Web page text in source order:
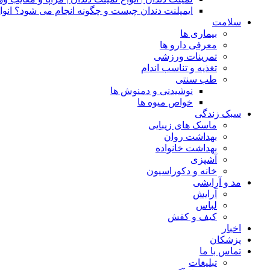
ایمپلنت دندان چیست و چگونه انجام می شود؟
سلامت
بیماری ها
معرفی دارو ها
تمرینات ورزشی
تغذیه و تناسب اندام
طب سنتی
نوشیدنی و دمنوش ها
خواص میوه ها
سبک زندگی
ماسک های زیبایی
بهداشت روان
بهداشت خانواده
آشپزی
خانه و دکوراسیون
مد و آرایشی
آرایش
لباس
کیف و کفش
اخبار
پزشکان
تماس با ما
تبلیغات